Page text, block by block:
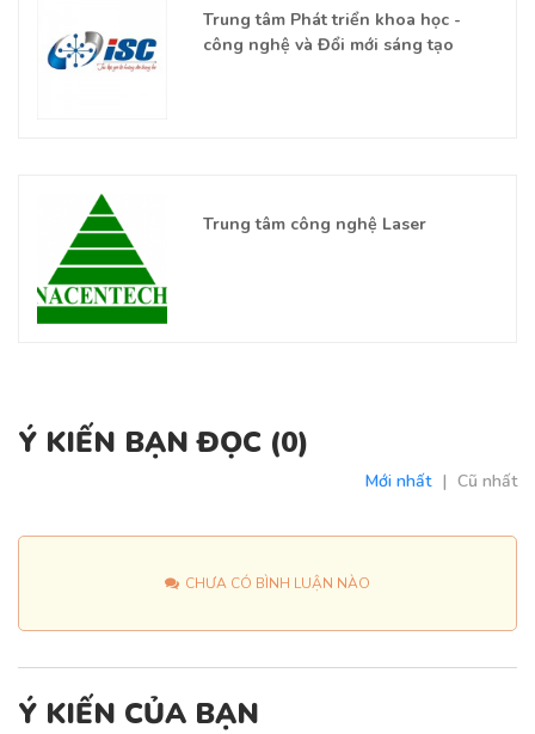
Trung tâm Phát triển khoa học -
công nghệ và Đổi mới sáng tạo
Trung tâm công nghệ Laser
Ý KIẾN BẠN ĐỌC (0)
Mới nhất | Cũ nhất
CHƯA CÓ BÌNH LUẬN NÀO
Ý KIẾN CỦA BẠN